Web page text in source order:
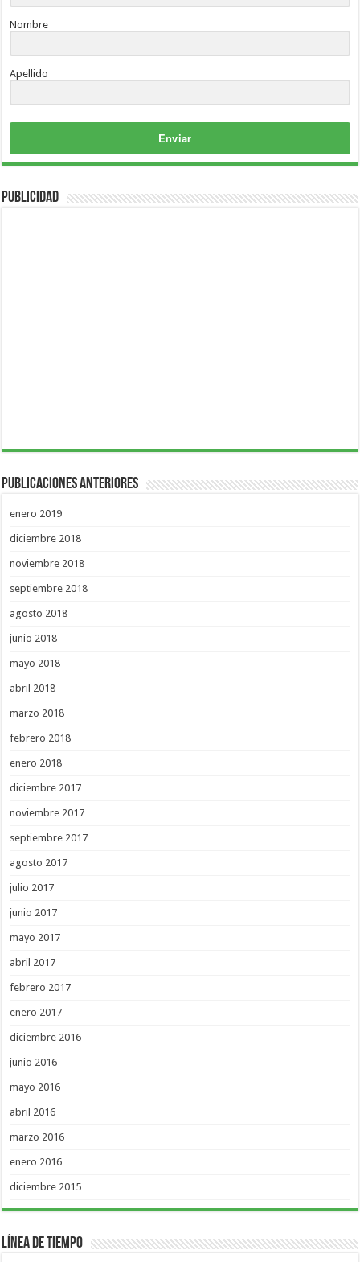
Nombre
Apellido
Publicidad
Publicaciones Anteriores
enero 2019
diciembre 2018
noviembre 2018
septiembre 2018
agosto 2018
junio 2018
mayo 2018
abril 2018
marzo 2018
febrero 2018
enero 2018
diciembre 2017
noviembre 2017
septiembre 2017
agosto 2017
julio 2017
junio 2017
mayo 2017
abril 2017
febrero 2017
enero 2017
diciembre 2016
junio 2016
mayo 2016
abril 2016
marzo 2016
enero 2016
diciembre 2015
Línea de Tiempo